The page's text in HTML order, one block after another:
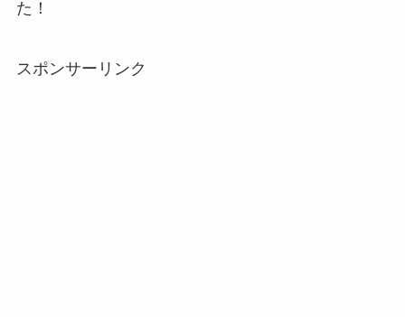
た！
スポンサーリンク